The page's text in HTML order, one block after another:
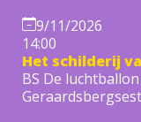
9/11/2026
14:00
Het schilderij
BS De luchtballon